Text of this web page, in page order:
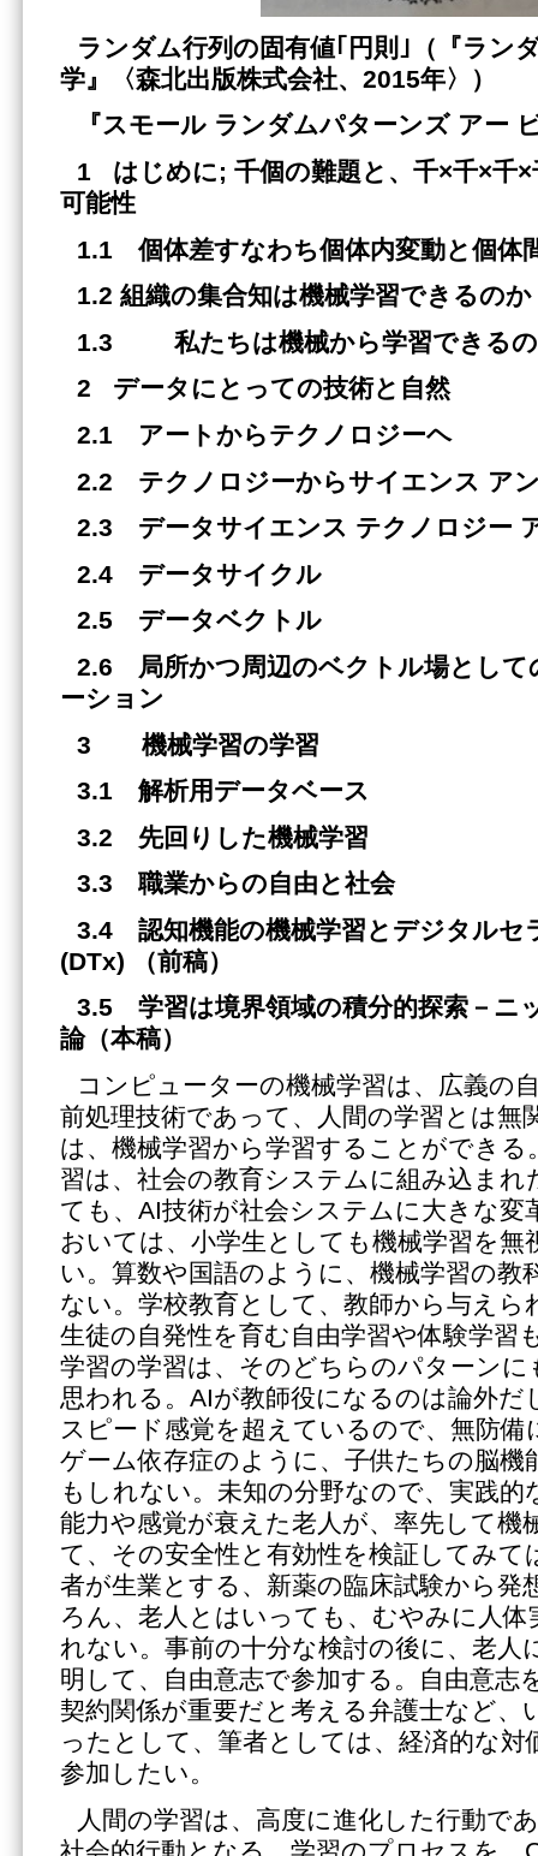
ランダム行列の固有値｢円則｣（『ラン
学』〈森北出版株式会社、 2015年〉）
『スモール ランダムパターンズ アー
1 はじめに; 千個の難題と、千×千×千
可能性
1.1 個体差すなわち個体内変動と個体
1.2 組織の集合知は機械学習できるのか
1.3 私たちは機械から学習できる
2 データにとっての技術と自然
2.1 アートからテクノロジーヘ
2.2 テクノロジーからサイエンス ア
2.3 データサイエンス テクノロジー
2.4 データサイクル
2.5 データベクトル
2.6 局所かつ周辺のベクトル場として
ーション
3 機械学習の学習
3.1 解析用データベース
3.2 先回りした機械学習
3.3 職業からの自由と社会
3.4 認知機能の機械学習とデジタルセ
(DTx) （前稿）
3.5 学習は境界領域の積分的探索－ニ
論（本稿）
コンピューターの機械学習は、広義の
前処理技術であって、人間の学習とは無
は、機械学習から学習することができる
習は、社会の教育システムに組み込ま
ても、AI技術が社会システムに大きな変
おいては、小学生としても機械学習を
い。算数や国語のように、機械学習の教
ない。学校教育として、教師から与えら
生徒の自発性を育む自由学習や体験学習
学習の学習は、そのどちらのパターン
思われる。AIが教師役になるのは論外だ
スピード感覚を超えているので、無防備
ゲーム依存症のように、子供たちの脳機
もしれない。未知の分野なので、実践的
能力や感覚が衰えた老人が、率先して機
て、その安全性と有効性を検証してみて
者が生業とする、新薬の臨床試験から発
ろん、老人とはいっても、むやみに人
れない。事前の十分な検討の後に、老人
明して、自由意志で参加する。自由意志
契約関係が重要だと考える弁護士など、
ったとして、筆者としては、経済的な対
参加したい。
人間の学習は、高度に進化した行動で